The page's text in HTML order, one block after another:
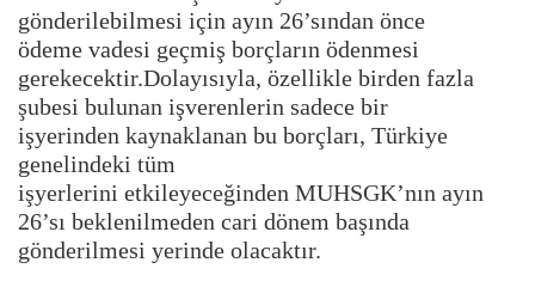
gönderilebilmesi için ayın 26’sından önce
ödeme vadesi geçmiş borçların ödenmesi
gerekecektir.Dolayısıyla, özellikle birden fazla
şubesi bulunan işverenlerin sadece bir
işyerinden kaynaklanan bu borçları, Türkiye
genelindeki tüm
işyerlerini etkileyeceğinden MUHSGK’nın ayın
26’sı beklenilmeden cari dönem başında
gönderilmesi yerinde olacaktır.